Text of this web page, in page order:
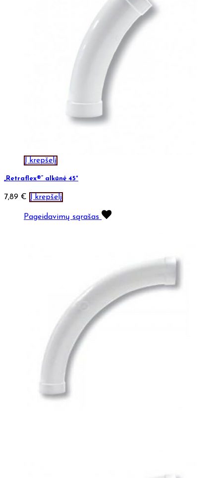
Į krepšelį
„Retraflex®“ alkūnė 45°
7,89 € Į krepšelį
Pageidavimų sąrašas